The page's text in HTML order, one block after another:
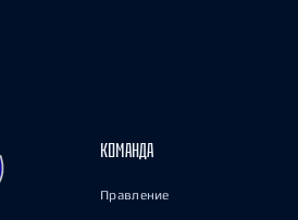
КОМАНДА
Правление